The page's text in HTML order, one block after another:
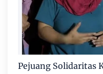
Pejuang Solidaritas